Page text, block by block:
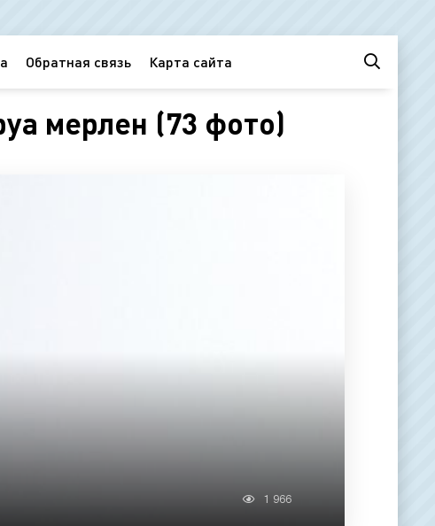
Обратная связь Карта сайта
мерлен (73 фото)
1 966